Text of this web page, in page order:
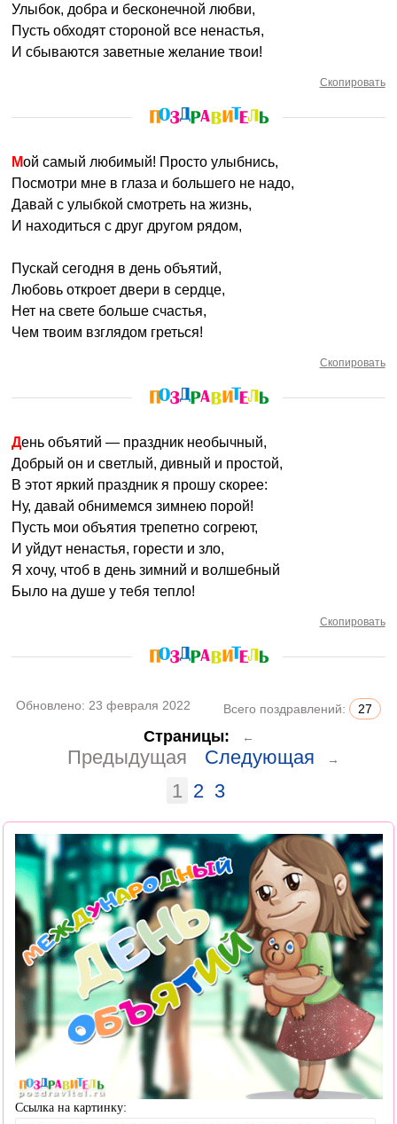
Улыбок, добра и бесконечной любви,
Пусть обходят стороной все ненастья,
И сбываются заветные желание твои!
Скопировать
Мой самый любимый! Просто улыбнись,
Посмотри мне в глаза и большего не надо,
Давай с улыбкой смотреть на жизнь,
И находиться с друг другом рядом,
Пускай сегодня в день объятий,
Любовь откроет двери в сердце,
Нет на свете больше счастья,
Чем твоим взглядом греться!
Скопировать
День объятий — праздник необычный,
Добрый он и светлый, дивный и простой,
В этот яркий праздник я прошу скорее:
Ну, давай обнимемся зимнею порой!
Пусть мои объятия трепетно согреют,
И уйдут ненастья, горести и зло,
Я хочу, чтоб в день зимний и волшебный
Было на душе у тебя тепло!
Скопировать
Обновлено: 23 февраля 2022 Всего поздравлений: 27
Страницы: ←
Предыдущая Следующая →
1 2 3
Ссылка на картинку: